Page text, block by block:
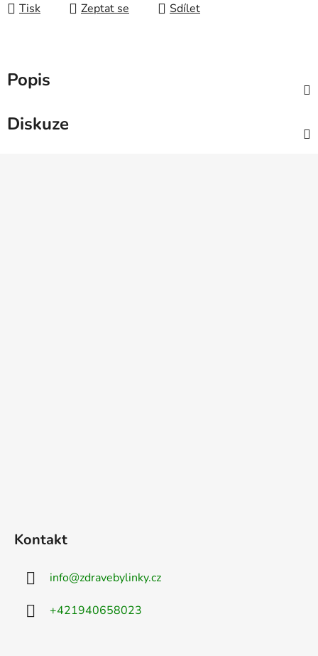
Tisk Zeptat se Sdílet
Popis
Diskuze
Kontakt
info@zdravebylinky.cz
+421940658023